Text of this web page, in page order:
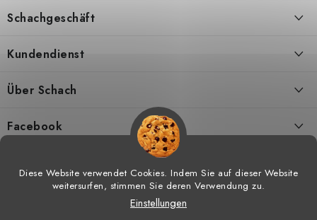
Diese Website verwendet Cookies. Indem Sie auf dieser Website
weitersurfen, stimmen Sie deren Verwendung zu.
Einstellungen
ß
z
e
e
Schachgeschäft
Über uns
Kontakt
Meine bestellung
Kundendienst
Geschäftsbedingungen
Hilfe bei Reklamationen
Über Schach
Schachmagazine
Schachtraining
Facebook
Schachgeschäft. Alle Rechte vorbehalten.